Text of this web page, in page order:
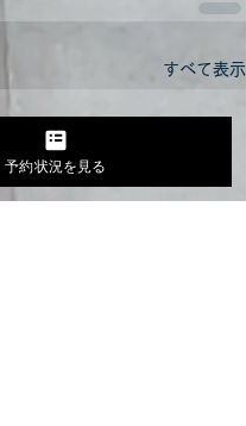
すべて表示
予約状況を見る